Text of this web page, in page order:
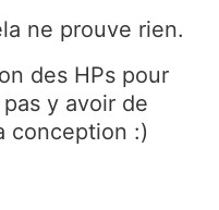
ne prouve rien.
des HPs pour
y avoir de
conception :)